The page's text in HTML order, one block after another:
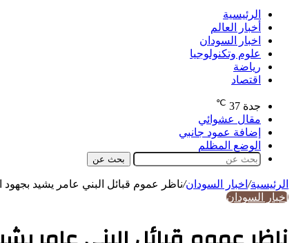
الرئيسية
أخبار العالم
اخبار السودان
علوم وتكنولوجيا
رياضة
اقتصاد
جدة 37
℃
مقال عشوائي
إضافة عمود جانبي
الوضع المظلم
بحث عن
الرئيسية/ اخبار السودان/ناظر عموم قبائل البني عامر يشيد بجهود
اخبار السودان